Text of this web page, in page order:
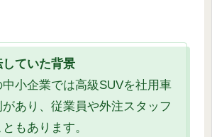
ていた背景
小企業では高級SUVを社用車
があり、従業員や外注スタッフ
もあります。